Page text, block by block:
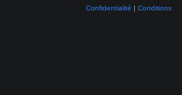
Confidentialité | Conditions